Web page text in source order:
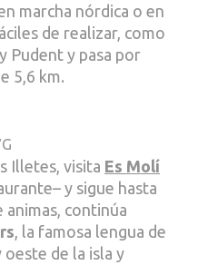
marcha nórdica o en
de realizar, como
Pudent y pasa por
5,6 km.
Illetes, visita Es Molí
y sigue hasta
animas, continúa
, la famosa lengua de
oeste de la isla y